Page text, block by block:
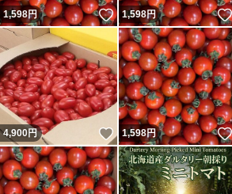
1,598円 いいね！
1,598円
4,900円 いいね！
1,598円